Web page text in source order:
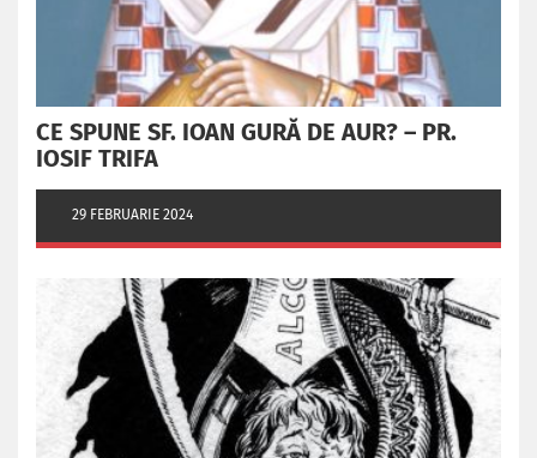
CE SPUNE SF. IOAN GURĂ DE AUR? – PR.
IOSIF TRIFA
29 FEBRUARIE 2024